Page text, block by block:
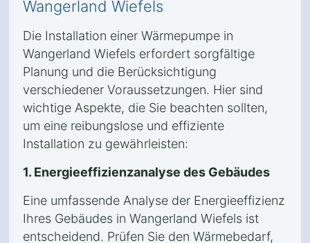
Wangerland Wiefels
Die Installation einer Wärmepumpe in
Wangerland Wiefels erfordert sorgfältige
Planung und die Berücksichtigung
verschiedener Voraussetzungen. Hier sind
wichtige Aspekte, die Sie beachten sollten,
um eine reibungslose und effiziente
Installation zu gewährleisten:
1. Energieeffizienzanalyse des Gebäudes
Eine umfassende Analyse der Energieeffizienz
Ihres Gebäudes in Wangerland Wiefels ist
entscheidend. Prüfen Sie den Wärmebedarf,